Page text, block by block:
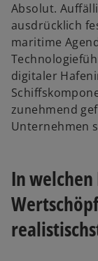
Absolut.
ausdrücklich
maritime
digitaler
zunehmend
Unternehmen
In